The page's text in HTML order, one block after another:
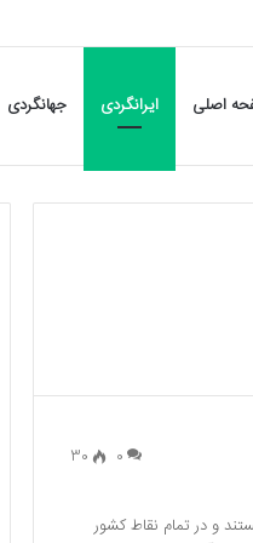
اصلی ایرانگردی جهانگردی
0
30
و در تمام نقاط کشور